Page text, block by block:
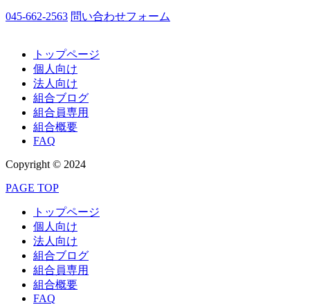
045-662-2563 問い合わせフォーム
トップページ
個人向け
法人向け
組合ブログ
組合員専用
組合概要
FAQ
Copyright © 2024
PAGE TOP
トップページ
個人向け
法人向け
組合ブログ
組合員専用
組合概要
FAQ